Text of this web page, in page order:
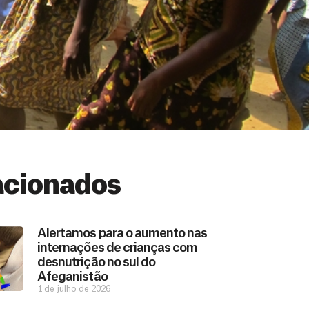
Alertamos para o aumento nas
internações de crianças com
desnutrição no sul do
Afeganistão
1 de julho de 2026